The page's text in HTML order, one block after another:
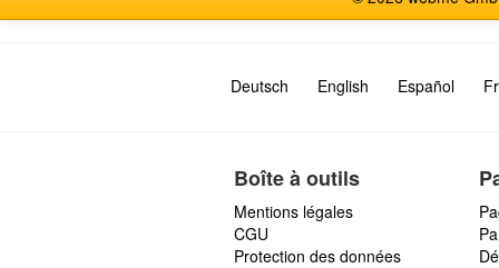
Deutsch English Español
Boîte à outils
Mentions légales
CGU
Protection des données